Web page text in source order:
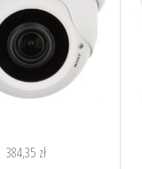
384,35 zł